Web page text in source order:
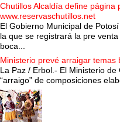
Chutillos Alcaldía define página
www.reservaschutillos.net
El Gobierno Municipal de
la que se registrará la pre
boca...
Ministerio prevé arraigar
La Paz / Erbol.- El Ministerio
“arraigo” de composiciones